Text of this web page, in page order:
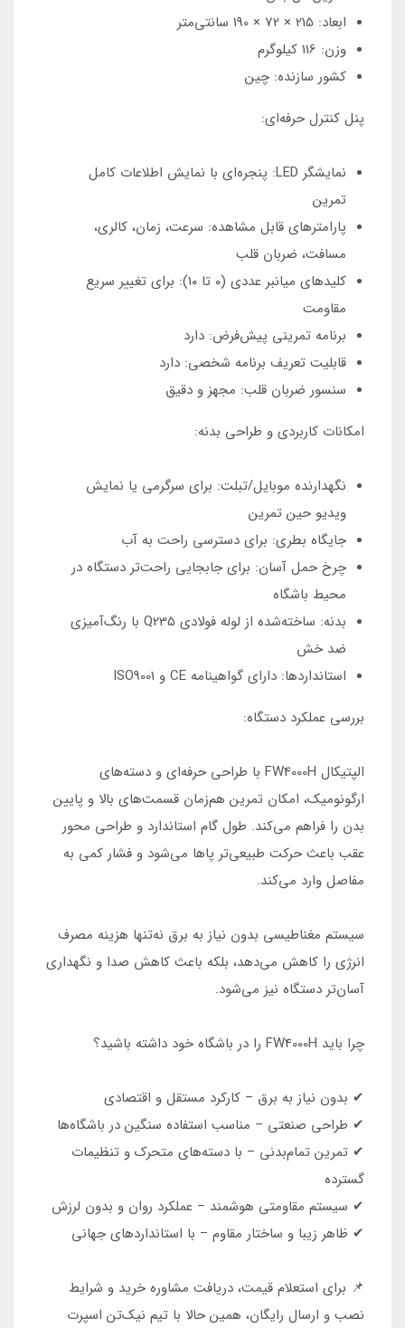
ابعاد: 215 × 72 × 190 سانتی‌متر
وزن: 116 کیلوگرم
کشور سازنده: چین
پنل کنترل حرفه‌ای:
نمایشگر LED: پنجره‌ای با نمایش اطلاعات کامل
تمرین
پارامترهای قابل مشاهده: سرعت، زمان، کالری،
مسافت، ضربان قلب
کلیدهای میانبر عددی (۰ تا ۱۰): برای تغییر سریع
مقاومت
برنامه تمرینی پیش‌فرض: دارد
قابلیت تعریف برنامه شخصی: دارد
سنسور ضربان قلب: مجهز و دقیق
امکانات کاربردی و طراحی بدنه:
نگهدارنده موبایل/تبلت: برای سرگرمی یا نمایش
ویدیو حین تمرین
جایگاه بطری: برای دسترسی راحت به آب
چرخ حمل آسان: برای جابجایی راحت‌تر دستگاه در
محیط باشگاه
بدنه: ساخته‌شده از لوله فولادی Q235 با رنگ‌آمیزی
ضد خش
استانداردها: دارای گواهینامه CE و ISO9001
بررسی عملکرد دستگاه:
الپتیکال FW4000H با طراحی حرفه‌ای و دسته‌های
ارگونومیک، امکان تمرین هم‌زمان قسمت‌های بالا و پایین
بدن را فراهم می‌کند. طول گام استاندارد و طراحی محور
عقب باعث حرکت طبیعی‌تر پاها می‌شود و فشار کمی به
مفاصل وارد می‌کند.
سیستم مغناطیسی بدون نیاز به برق نه‌تنها هزینه مصرف
انرژی را کاهش می‌دهد، بلکه باعث کاهش صدا و نگهداری
آسان‌تر دستگاه نیز می‌شود.
چرا باید FW4000H را در باشگاه خود داشته باشید؟
✔ بدون نیاز به برق – کارکرد مستقل و اقتصادی
✔ طراحی صنعتی – مناسب استفاده سنگین در باشگاه‌ها
✔ تمرین تمام‌بدنی – با دسته‌های متحرک و تنظیمات
گسترده
✔ سیستم مقاومتی هوشمند – عملکرد روان و بدون لرزش
✔ ظاهر زیبا و ساختار مقاوم – با استانداردهای جهانی
📌 برای استعلام قیمت، دریافت مشاوره خرید و شرایط
نصب و ارسال رایگان، همین حالا با تیم نیک‌تن اسپرت